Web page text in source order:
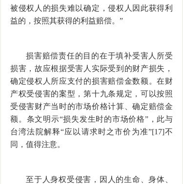
被侵权人的损失难以确定，侵权人因此获得利
益的，按照其获得的利益赔偿。”
损害赔偿责任的目的在于填补受害人所受
损害，故应根据受害人实际受到的财产损失，
确定侵权人所应支付的损害赔偿金数额。在财
产权受侵害的案型，第十九条规定，可以按照
受侵害财产当时的市场价格计算、确定赔偿金
额。条文明示“损失发生时的市场价格”，此与
台湾法院解释“应以请求时之市价为准”[17]不
同，值得注意。
至于人身权受侵害，因人的生命、身体、